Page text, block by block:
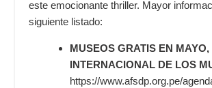
este emocionante thriller. Mayor
siguiente listado:
MUSEOS GRATIS EN MAYO,
INTERNACIONAL DE LOS
https://www.afsdp.org.pe/